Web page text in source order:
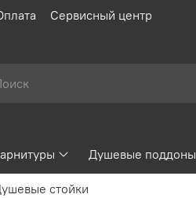
Сервисный центр
Душевые поддоны
стойки